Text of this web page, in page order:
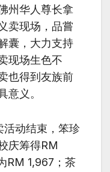
州华人尊长拿
卖现场，品嘗
囊，大力支持
现场生色不
也得到友族前
意义。
动结束，笨珍
庆筹得RM
RM 1,967；茶